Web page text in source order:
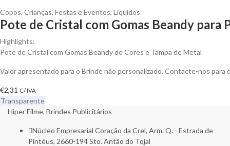
Copos, Crianças, Festas e Eventos, Líquidos
Pote de Cristal com Gomas Beandy para
Highlights:
Pote de Cristal com Gomas Beandy de Cores e Tampa de Metal
Valor apresentado para o Brinde não personalizado. Contacte-nos
€2,31 C/ IVA
Transparente
Hiper Filme, Brindes Publicitários
Núcleo Empresarial Coração da Crel, Arm. Q. - Estrada de
Pintéus, 2660-194 Sto. Antão do Tojal